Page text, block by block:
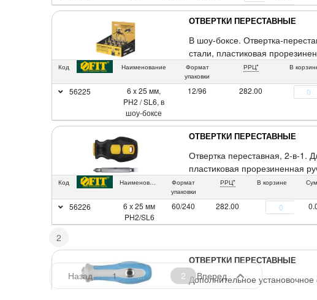
ОТВЕРТКИ ПЕРЕСТАВНЫЕ
В шоу-боксе. Отвертка-
стали, пластиковая
Код Наименование
Формат
упаковки
РРЦ* В
56225
6 x 25 мм,
PH2 / SL6, в
шоу-боксе
12/96 282.00
ОТВЕРТКИ ПЕРЕСТАВНЫЕ
Отвертка переставная, 2-в-1.
пластиковая прорезиненная
Код Наименование
Формат
упаковки
РРЦ* В корзине
56226
6 х 25 мм
PH2/SL6
60/240 282.00
2
ОТВЕРТКИ ПЕРЕСТАВНЫЕ
Дополнительное
Назад 1 2 Вперед